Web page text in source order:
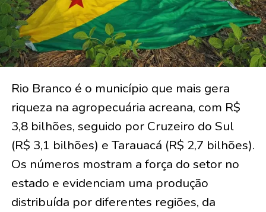
Rio Branco é o município que mais gera
riqueza na agropecuária acreana, com R$
3,8 bilhões, seguido por Cruzeiro do Sul
(R$ 3,1 bilhões) e Tarauacá (R$ 2,7 bilhões).
Os números mostram a força do setor no
estado e evidenciam uma produção
distribuída por diferentes regiões, da